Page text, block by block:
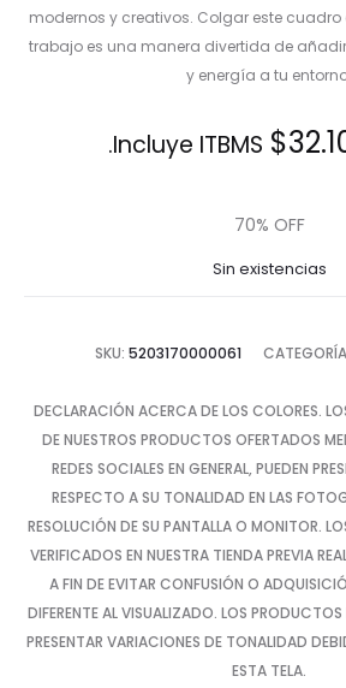
modernos y creativos. Colgar este
trabajo es una manera divertida de
y energía a tu
original
$
El
actual
$32.10.
Incluye ITBMS.
70% OFF
Sin existencias
SKU: 5203170000061
DECLARACIÓN ACERCA DE LOS COLORES.
DE NUESTROS PRODUCTOS OFERTADOS
REDES SOCIALES EN GENERAL, PUEDEN
RESPECTO A SU TONALIDAD EN LAS
RESOLUCIÓN DE SU PANTALLA O MONITOR.
VERIFICADOS EN NUESTRA TIENDA PREVIA
A FIN DE EVITAR CONFUSIÓN O
DIFERENTE AL VISUALIZADO. LOS PRODUCTOS
PRESENTAR VARIACIONES DE TONALIDAD
ESTA TELA.